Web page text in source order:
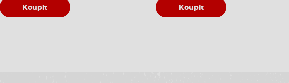
Koupit Koupit